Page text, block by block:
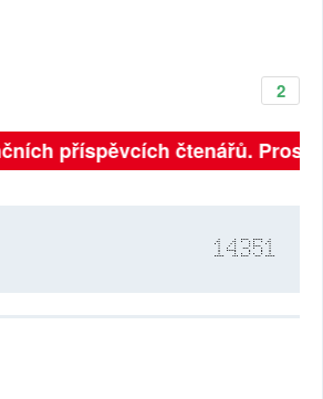
2
příspěvcích čtenářů.
14351